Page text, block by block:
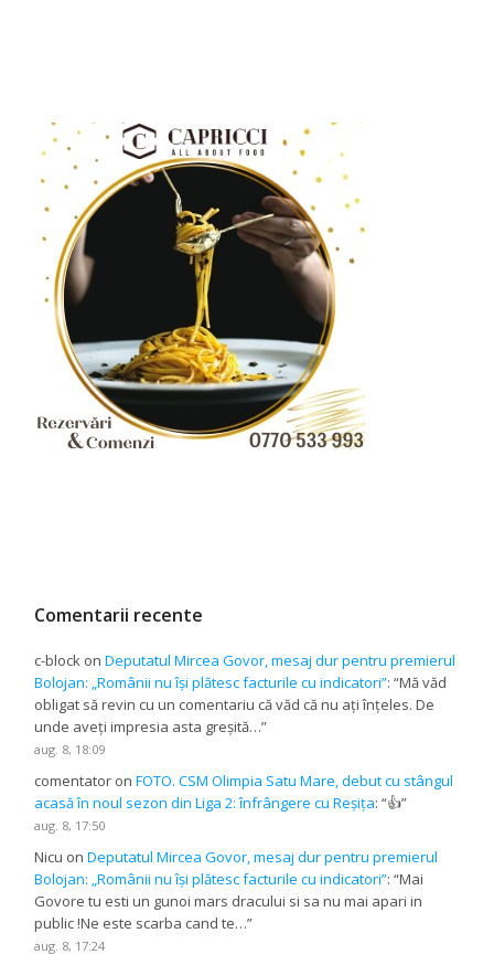
Comentarii recente
c-block onDeputatul Mircea Govor, mesaj dur pentru premierul
Bolojan: „Românii nu își plătesc facturile cu indicatori”: “Mă văd
obligat să revin cu un comentariu că văd că nu ați înțeles. De
unde aveți impresia asta greșită…”
aug. 8, 18:09
comentator onFOTO. CSM Olimpia Satu Mare, debut cu stângul
acasă în noul sezon din Liga 2: înfrângere cu Reșița: “👍”
aug. 8, 17:50
Nicu onDeputatul Mircea Govor, mesaj dur pentru premierul
Bolojan: „Românii nu își plătesc facturile cu indicatori”: “Mai
Govore tu esti un gunoi mars dracului si sa nu mai apari in
public !Ne este scarba cand te…”
aug. 8, 17:24